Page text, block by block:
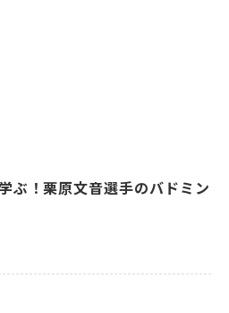
ぶ！栗原文音選手のバドミン